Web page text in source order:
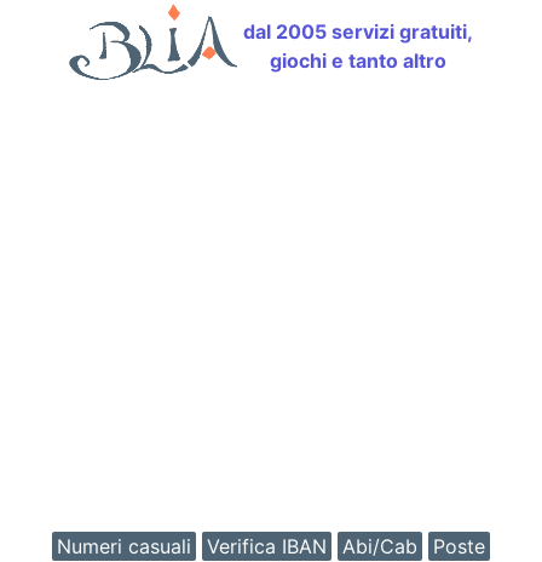
dal 2005 servizi gratuiti,
giochi e tanto altro
Numeri casuali Verifica IBAN Abi/Cab
Poste